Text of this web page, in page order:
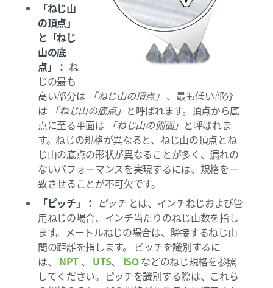
「ねじ山
の頂点」
と「ねじ
山の底
点」： ね
じの最も
高い部分は
「ねじ山の頂点」 、最も低い部分
は
「ねじ山の底点」 と呼ばれます。頂点から底
点に至る平面は
「ねじ山の側面」 と呼ばれま
す。ねじの規格が異なると、ねじ山の頂点とね
じ山の底点の形状が異なることが多く、漏れの
ないパフォーマンスを実現するには、規格を一
致させることが不可欠です。
「ピッチ」： ピッチとは、インチねじおよび管
用ねじの場合、インチ当たりのねじ山数を指し
ます。メートルねじの場合は、隣接するねじ山
間の距離を指します。 ピッチを識別するに
は、 NPT 、 UTS、 ISOなどのねじ規格を参照
してください。ピッチを識別する際は、これら